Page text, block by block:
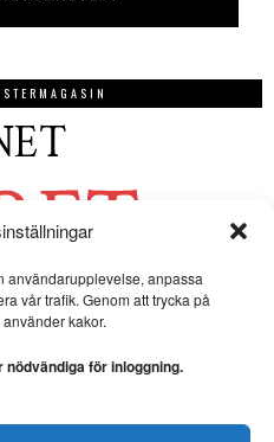
användarupplevelse, anpassa
vår trafik. Genom att trycka på
kakor.
för inloggning.